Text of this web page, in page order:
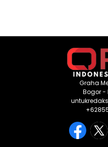
Graha
Bogor -